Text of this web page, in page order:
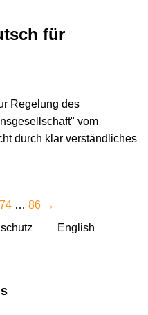
für
Regelung des
vom
durch klar verständliches
74 … 86 →
English